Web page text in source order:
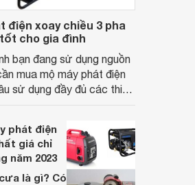
điện xoay chiều 3 pha
cho gia đình
bạn đang sử dụng nguồn
mua mộ máy phát điện
sử dụng đầy đủ các thiết
phát điện
giá chỉ
năm 2023
là gì? Có